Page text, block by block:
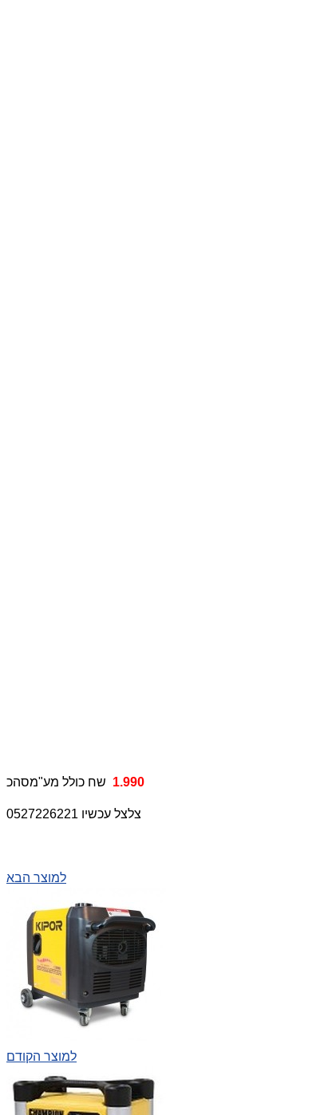
סהכ 1.990 שח כולל מע"מ
למוצר הבא
למוצר הקודם